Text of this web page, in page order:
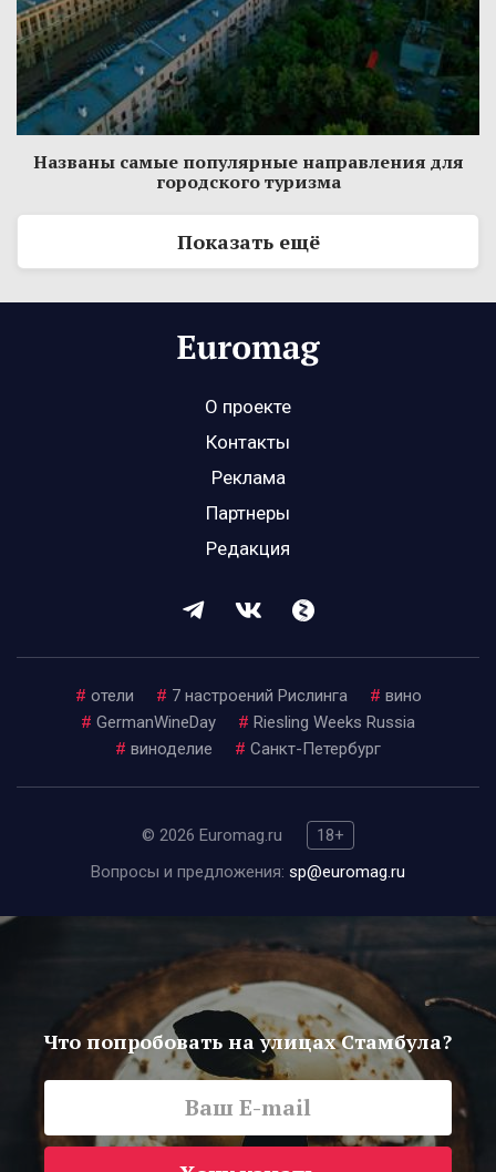
Названы самые популярные направления для
городского туризма
Показать ещё
О проекте
Контакты
Реклама
Партнеры
Редакция
# отели # 7 настроений Рислинга # вино
# GermanWineDay # Riesling Weeks Russia
# виноделие # Санкт-Петербург
© 2026 Euromag.ru
18+
Вопросы и предложения: sp@euromag.ru
Что попробовать на улицах Стамбула?